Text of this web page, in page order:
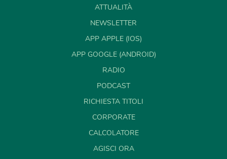
ATTUALITÀ
NEWSLETTER
APP APPLE (IOS)
APP GOOGLE (ANDROID)
RADIO
PODCAST
RICHIESTA TITOLI
CORPORATE
CALCOLATORE
AGISCI ORA